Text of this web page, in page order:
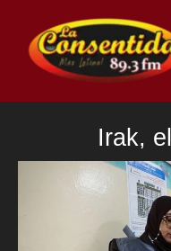
contenido
Irak,